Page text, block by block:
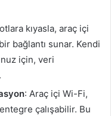
kıyasla, araç içi
bağlantı sunar. Kendi
için, veri
: Araç içi Wi-Fi,
çalışabilir. Bu